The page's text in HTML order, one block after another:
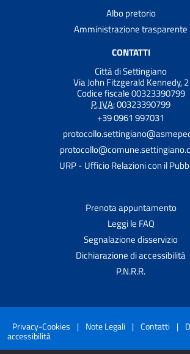
Albo pretorio
Amministrazione trasparente
CONTATTI
Città di Settingiano
Via John Fitzgerald Kennedy, 2
Codice fiscale 00323390799
P. IVA:00323390799
+39 0961 997031
URP - Ufficio Relazioni con il
Prenota appuntamento
Leggi le FAQ
Segnalazione disservizio
Dichiarazione di accessibilità
P.N.R.R.
Privacy-Cookies | Note Legali | Contatti |
accessibilità